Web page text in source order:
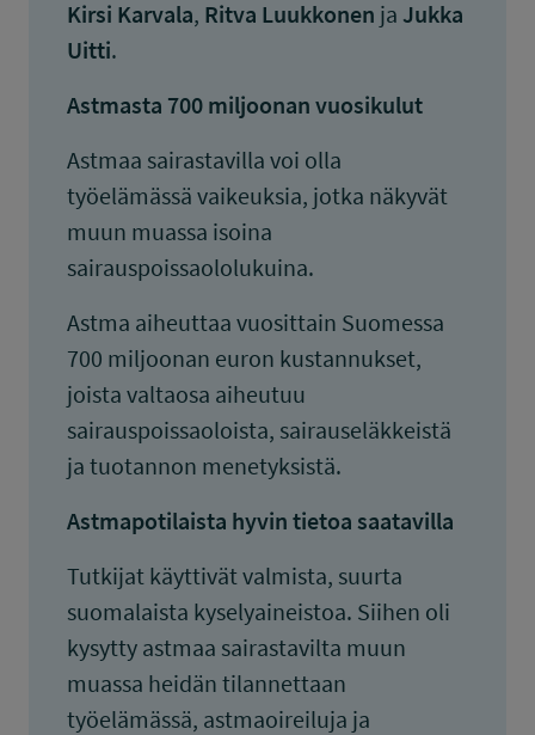
Kirsi Karvala, Ritva Luukkonen ja Jukka
Uitti.
Astmasta 700 miljoonan vuosikulut
Astmaa sairastavilla voi olla
työelämässä vaikeuksia, jotka näkyvät
muun muassa isoina
sairauspoissaololukuina.
Astma aiheuttaa vuosittain Suomessa
700 miljoonan euron kustannukset,
joista valtaosa aiheutuu
sairauspoissaoloista, sairauseläkkeistä
ja tuotannon menetyksistä.
Astmapotilaista hyvin tietoa saatavilla
Tutkijat käyttivät valmista, suurta
suomalaista kyselyaineistoa. Siihen oli
kysytty astmaa sairastavilta muun
muassa heidän tilannettaan
työelämässä, astmaoireiluja ja